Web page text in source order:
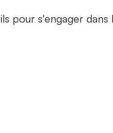
pour s'engager